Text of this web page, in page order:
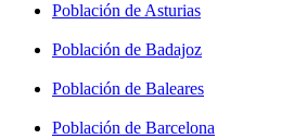
Población de Asturias
Población de Badajoz
Población de Baleares
Población de Barcelona